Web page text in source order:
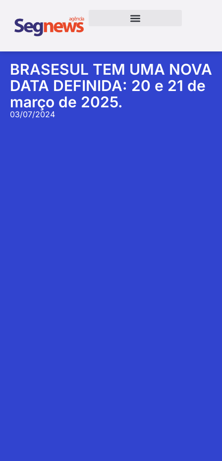
BRASESUL TEM UMA NOVA
DATA DEFINIDA: 20 e 21 de
março de 2025.
03/07/2024